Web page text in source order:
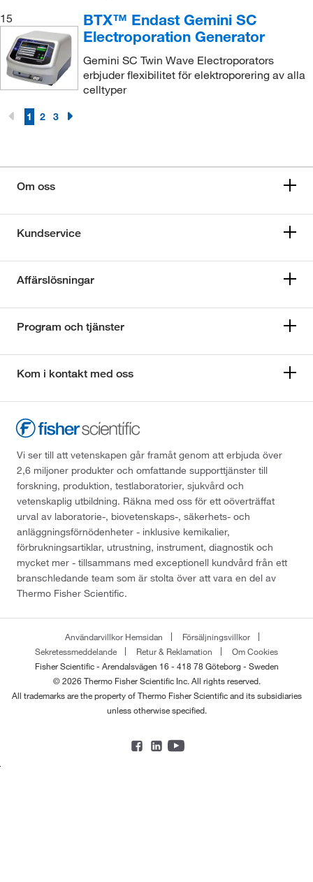
15
BTX™ Endast Gemini SC
Electroporation Generator
Gemini SC Twin Wave Electroporators
erbjuder flexibilitet för elektroporering av alla
celltyper
1 2 3
Om oss
Kundservice
Affärslösningar
Program och tjänster
Kom i kontakt med oss
Vi ser till att vetenskapen går framåt genom att erbjuda över
2,6 miljoner produkter och omfattande supporttjänster till
forskning, produktion, testlaboratorier, sjukvård och
vetenskaplig utbildning. Räkna med oss för ett oöverträffat
urval av laboratorie-, biovetenskaps-, säkerhets- och
anläggningsförnödenheter - inklusive kemikalier,
förbrukningsartiklar, utrustning, instrument, diagnostik och
mycket mer - tillsammans med exceptionell kundvård från ett
branschledande team som är stolta över att vara en del av
Thermo Fisher Scientific.
Användarvillkor Hemsidan
Försäljningsvillkor
Sekretessmeddelande
Retur & Reklamation
Om Cookies
Fisher Scientific - Arendalsvägen 16 - 418 78 Göteborg - Sweden
© 2026 Thermo Fisher Scientific Inc. All rights reserved.
All trademarks are the property of Thermo Fisher Scientific and its subsidiaries
unless otherwise specified.